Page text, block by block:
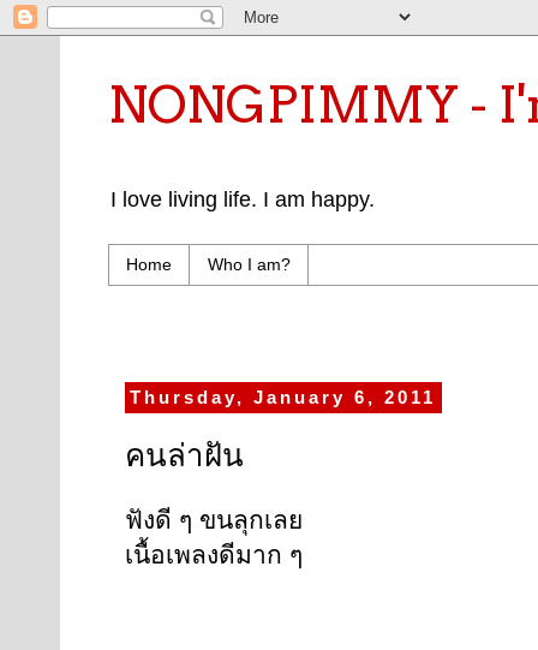
NONGPIMMY -
I love living life. I am happy.
Home Who I am?
Thursday, January 6, 2011
คนล่าฝัน
ฟังดี ๆ ขนลุกเลย
เนื้อเพลงดีมาก ๆ